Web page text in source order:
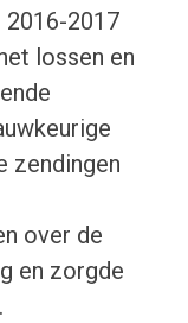
2017
lossen en
zendingen
over de
en zorgde